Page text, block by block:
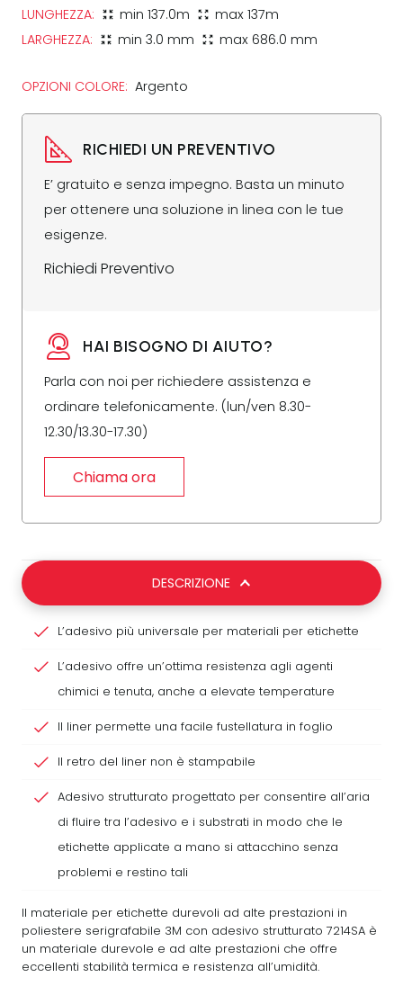
OPZIONI COLORE: Argento
LUNGHEZZA: zoom_in_map min 137.0m zoom_out_map max 137m
LARGHEZZA:
zoom_in_map min 3.0 mm zoom_out_map max 686.0 mm
RICHIEDI UN PREVENTIVO
E’ gratuito e senza impegno. Basta un minuto
per ottenere una soluzione in linea con le tue
esigenze.
Richiedi Preventivo
HAI BISOGNO DI AIUTO?
Parla con noi per richiedere assistenza e
ordinare telefonicamente. (lun/ven 8.30-
12.30/13.30-17.30)
Chiama ora
DESCRIZIONE
L’adesivo più universale per materiali per etichette
L’adesivo offre un’ottima resistenza agli agenti
chimici e tenuta, anche a elevate temperature
Il liner permette una facile fustellatura in foglio
Il retro del liner non è stampabile
Adesivo strutturato progettato per consentire all’aria
di fluire tra l’adesivo e i substrati in modo che le
etichette applicate a mano si attacchino senza
problemi e restino tali
Il materiale per etichette durevoli ad alte prestazioni in
poliestere serigrafabile 3M con adesivo strutturato 7214SA è
un materiale durevole e ad alte prestazioni che offre
eccellenti stabilità termica e resistenza all’umidità.